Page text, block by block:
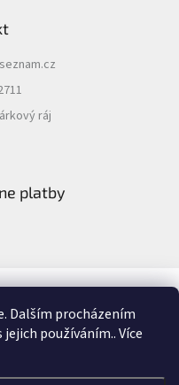
Dalším procházením
používáním.. Více
seznam.cz
ráj
platby